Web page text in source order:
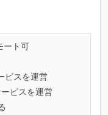
ート可
ビスを運営
ビスを運営